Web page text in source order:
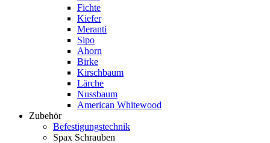
Fichte
Kiefer
Meranti
Sipo
Ahorn
Birke
Kirschbaum
Lärche
Nussbaum
American Whitewood
Zubehör
Befestigungstechnik
Spax Schrauben